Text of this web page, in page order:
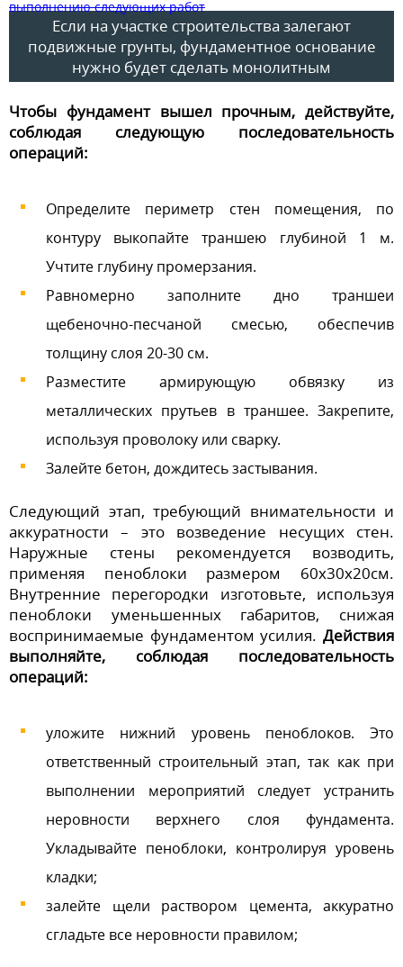
Если на участке строительства залегают
подвижные грунты, фундаментное основание
нужно будет сделать монолитным
Чтобы фундамент вышел прочным, действуйте,
соблюдая следующую последовательность
операций:
Определите периметр стен помещения, по
контуру выкопайте траншею глубиной 1 м.
Учтите глубину промерзания.
Равномерно заполните дно траншеи
щебеночно-песчаной смесью, обеспечив
толщину слоя 20-30 см.
Разместите армирующую обвязку из
металлических прутьев в траншее. Закрепите,
используя проволоку или сварку.
Залейте бетон, дождитесь застывания.
Следующий этап, требующий внимательности и
аккуратности – это возведение несущих стен.
Наружные стены рекомендуется возводить,
применяя пеноблоки размером 60х30х20см.
Внутренние перегородки изготовьте, используя
пеноблоки уменьшенных габаритов, снижая
воспринимаемые фундаментом усилия. Действия
выполняйте, соблюдая последовательность
операций:
уложите нижний уровень пеноблоков. Это
ответственный строительный этап, так как при
выполнении мероприятий следует устранить
неровности верхнего слоя фундамента.
Укладывайте пеноблоки, контролируя уровень
кладки;
залейте щели раствором цемента, аккуратно
сгладьте все неровности правилом;